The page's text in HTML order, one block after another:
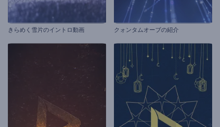
きらめく雪片のイントロ動画 クォンタムオーブの紹介